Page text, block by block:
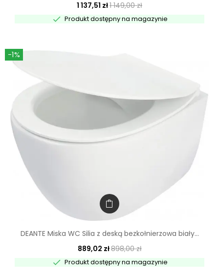
1 137,51 zł1 149,00 zł
 Produkt dostępny na magazynie
-1%
DEANTE Miska WC Silia z deską bezkołnierzowa biały...
889,02 zł898,00 zł
 Produkt dostępny na magazynie